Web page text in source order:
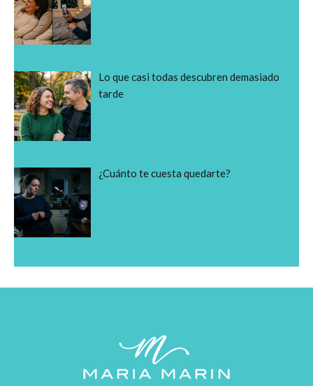
Lo que casi todas descubren demasiado
tarde
¿Cuánto te cuesta quedarte?